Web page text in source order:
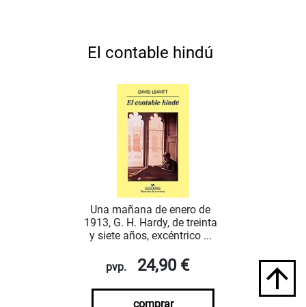
El contable hindú
Una mañana de enero de
1913, G. H. Hardy, de treinta
y siete años, excéntrico ...
pvp. 24,90 €
comprar